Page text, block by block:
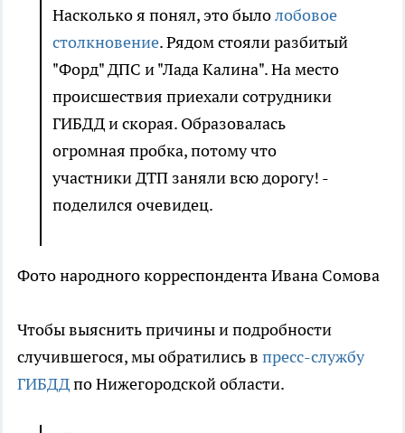
Насколько я понял, это былолобовое
столкновение. Рядом стояли разбитый
"Форд" ДПС и "Лада Калина". На место
происшествия приехали сотрудники
ГИБДД и скорая. Образовалась
огромная пробка, потому что
участники ДТП заняли всю дорогу! -
поделился очевидец.
Фото народного корреспондента Ивана Сомова
Чтобы выяснить причины и подробности
случившегося, мы обратились в пресс-службу
ГИБДДпо Нижегородской области.